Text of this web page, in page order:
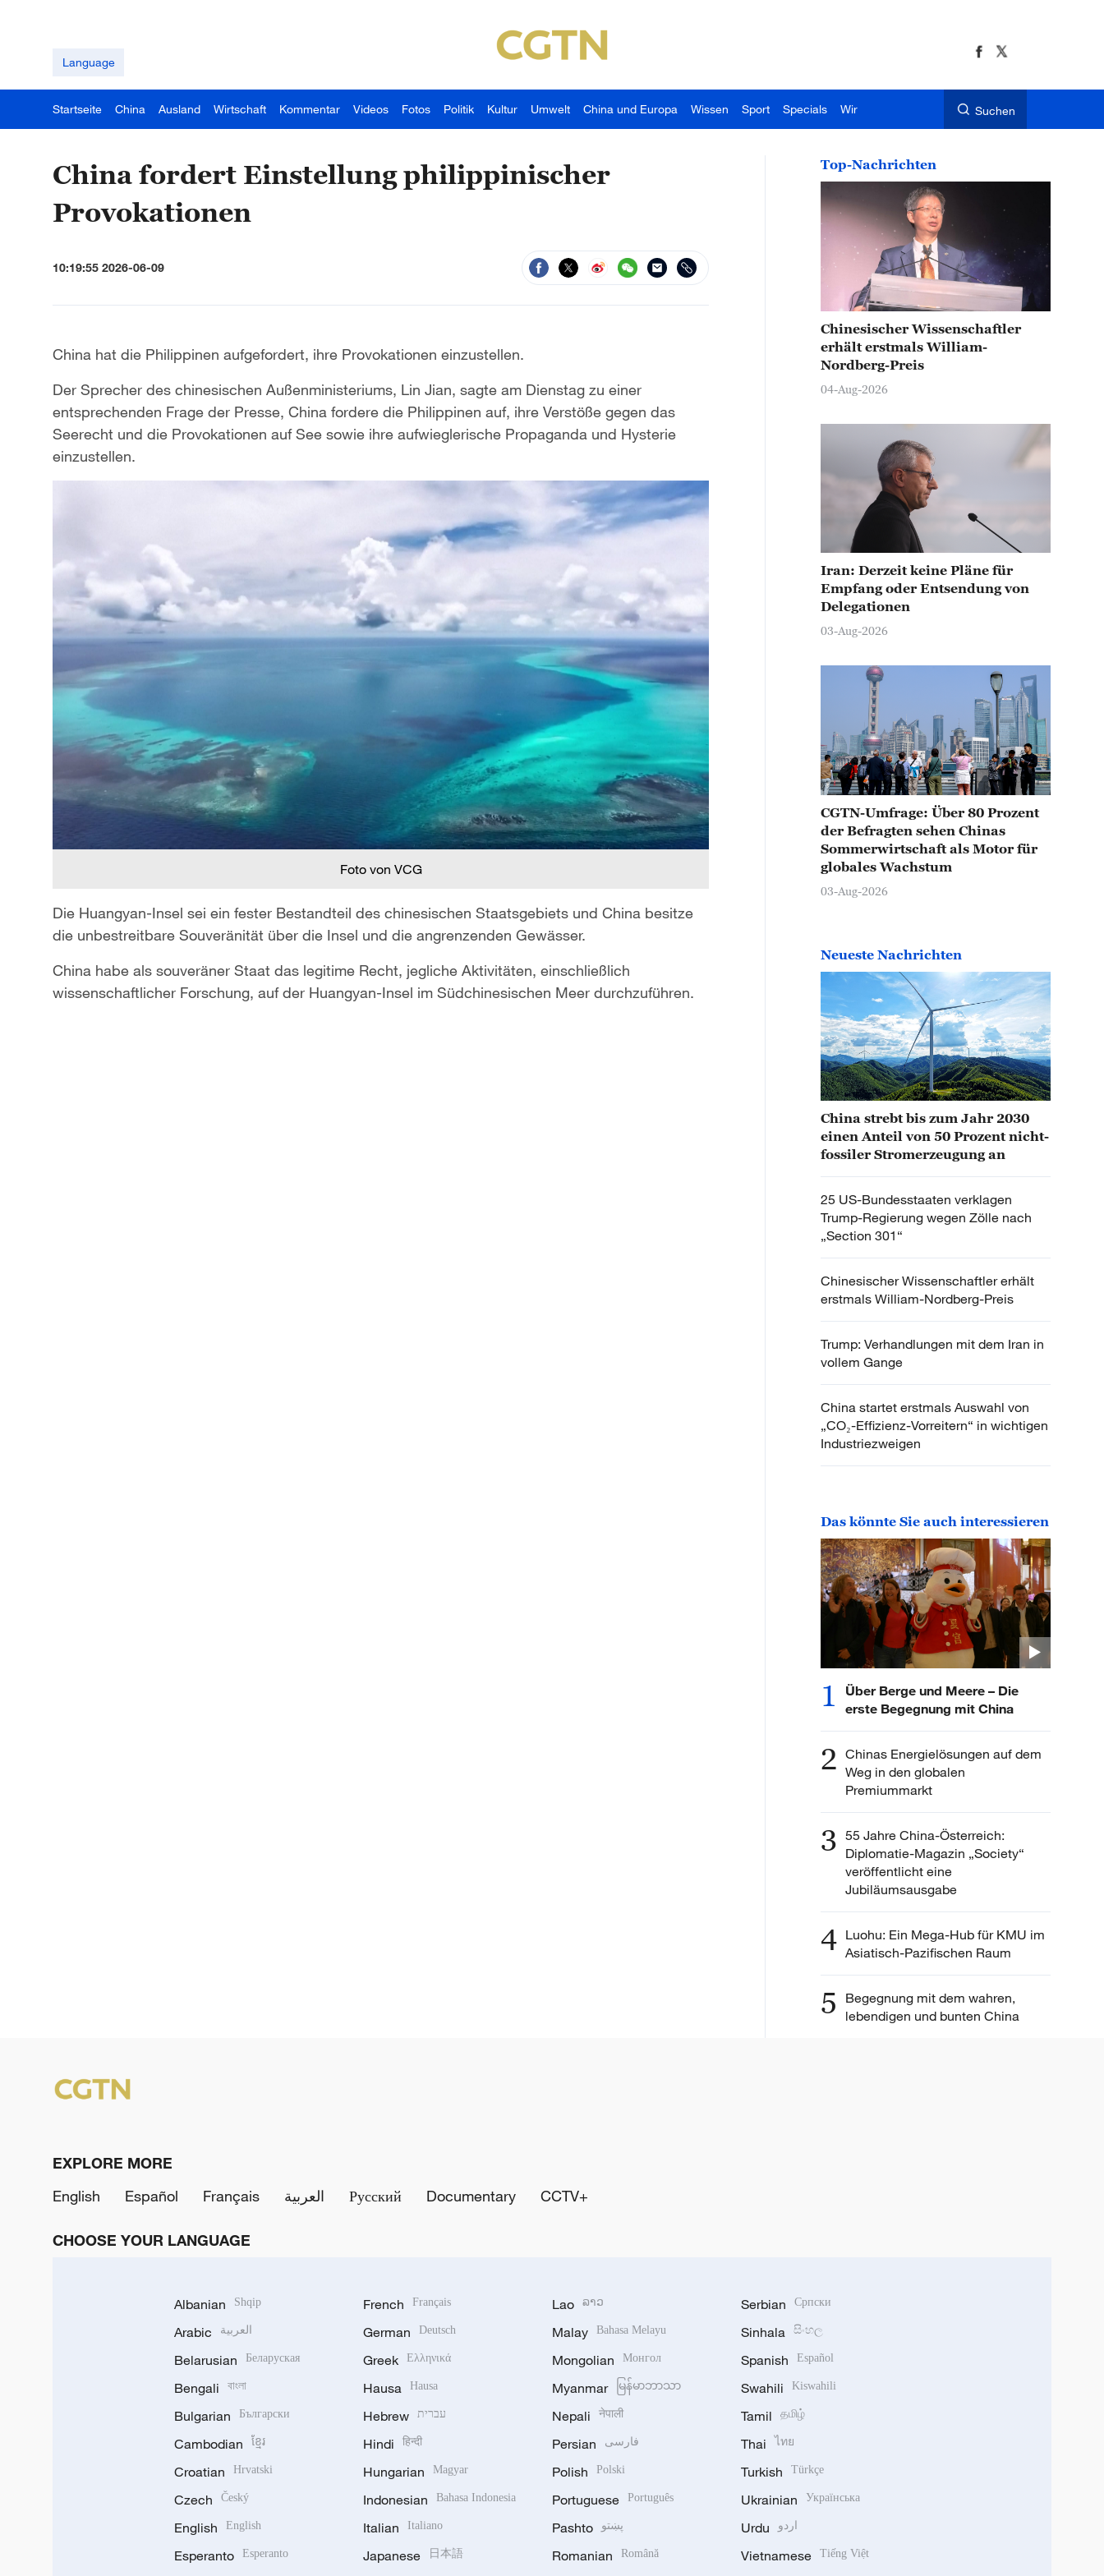
Language
Startseite China Ausland Wirtschaft Kommentar Videos Fotos Politik Kultur Umwelt China und Europa Wissen Sport Specials Wir Suchen
China fordert Einstellung philippinischer
Provokationen
10:19:55 2026-06-09
China hat die Philippinen aufgefordert, ihre Provokationen einzustellen.
Der Sprecher des chinesischen Außenministeriums, Lin Jian, sagte am Dienstag zu einer
entsprechenden Frage der Presse, China fordere die Philippinen auf, ihre Verstöße gegen das
Seerecht und die Provokationen auf See sowie ihre aufwieglerische Propaganda und Hysterie
einzustellen.
Foto von VCG
Die Huangyan-Insel sei ein fester Bestandteil des chinesischen Staatsgebiets und China besitze
die unbestreitbare Souveränität über die Insel und die angrenzenden Gewässer.
China habe als souveräner Staat das legitime Recht, jegliche Aktivitäten, einschließlich
wissenschaftlicher Forschung, auf der Huangyan-Insel im Südchinesischen Meer durchzuführen.
Top-Nachrichten
Chinesischer Wissenschaftler
erhält erstmals William-
Nordberg-Preis
04-Aug-2026
Iran: Derzeit keine Pläne für
Empfang oder Entsendung von
Delegationen
03-Aug-2026
CGTN-Umfrage: Über 80 Prozent
der Befragten sehen Chinas
Sommerwirtschaft als Motor für
globales Wachstum
03-Aug-2026
Neueste Nachrichten
China strebt bis zum Jahr 2030
einen Anteil von 50 Prozent nicht-
fossiler Stromerzeugung an
25 US-Bundesstaaten verklagen
Trump-Regierung wegen Zölle nach
„Section 301“
Chinesischer Wissenschaftler erhält
erstmals William-Nordberg-Preis
Trump: Verhandlungen mit dem Iran in
vollem Gange
China startet erstmals Auswahl von
„CO₂-Effizienz-Vorreitern“ in wichtigen
Industriezweigen
Das könnte Sie auch interessieren
1
Über Berge und Meere – Die
erste Begegnung mit China
2 Chinas Energielösungen auf dem
Weg in den globalen
Premiummarkt
3 55 Jahre China-Österreich:
Diplomatie-Magazin „Society“
veröffentlicht eine
Jubiläumsausgabe
4 Luohu: Ein Mega-Hub für KMU im
Asiatisch-Pazifischen Raum
5
Begegnung mit dem wahren,
lebendigen und bunten China
EXPLORE MORE
English
Español Français العربية Русский Documentary CCTV+
CHOOSE YOUR LANGUAGE
Albanian Shqip
Arabic العربية
Belarusian Беларуская
Bengali বাংলা
Bulgarian Български
Cambodian ខ្មែរ
Croatian Hrvatski
Czech Český
English English
Esperanto Esperanto
French Français
German Deutsch
Greek Ελληνικά
Hausa Hausa
Hebrew עברית
Hindi हिन्दी
Hungarian Magyar
Indonesian Bahasa Indonesia
Italian Italiano
Japanese 日本語
Lao ລາວ
Malay Bahasa Melayu
Mongolian Монгол
Myanmar မြန်မာဘာသာ
Nepali नेपाली
Persian فارسی
Polish Polski
Portuguese Português
Pashto پښتو
Romanian Română
Serbian Српски
Sinhala සිංහල
Spanish Español
Swahili Kiswahili
Tamil தமிழ்
Thai ไทย
Turkish Türkçe
Ukrainian Українська
Urdu اردو
Vietnamese Tiếng Việt